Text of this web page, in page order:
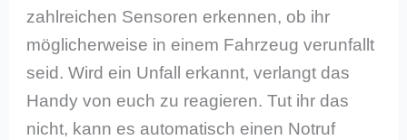
zahlreichen Sensoren erkennen, ob ihr
möglicherweise in einem Fahrzeug verunfallt
seid. Wird ein Unfall erkannt, verlangt das
Handy von euch zu reagieren. Tut ihr das
nicht, kann es automatisch einen Notruf